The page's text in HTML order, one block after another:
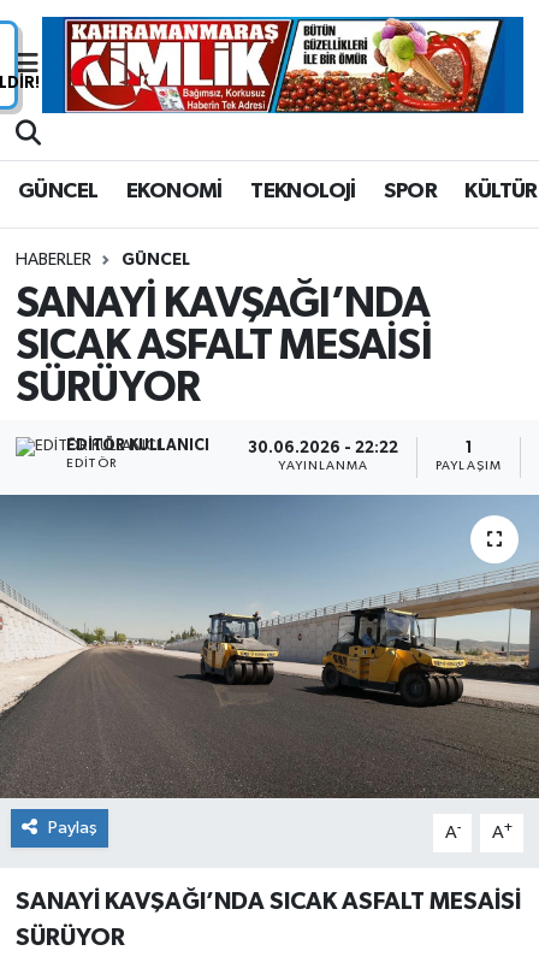
GÜNCEL EKONOMİ TEKNOLOJİ SPOR KÜLTÜR
HABERLER GÜNCEL
SANAYİ KAVŞAĞI’NDA
SICAK ASFALT MESAİSİ
SÜRÜYOR
EDITÖR KULLANICI
EDITÖR
30.06.2026 - 22:22
YAYINLANMA PAYLAŞIM
Paylaş A- A+
SANAYİ KAVŞAĞI’NDA SICAK ASFALT MESAİSİ
SÜRÜYOR
Nöbetçi Eczaneler
Trafik Durumu
Süper Lig Puan Durumu ve Fikstür
Tüm Manşetler
Son Dakika Haberleri